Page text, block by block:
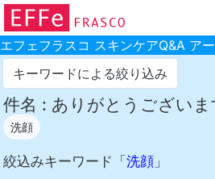
ホーム
ご注文フォーム
初回割引
製品のご案内
お買い物ガイド
スキンケアQ&Aアーカイブス
エフェフラスコ スキンケアQ&A ア
キーワードによる絞り込み
件名 : ありがとうござい
洗顔
絞込みキーワード「 洗顔 」